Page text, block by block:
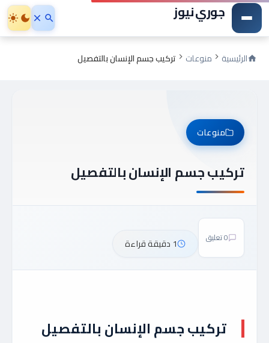
جوري نيوز
الرئيسية منوعات تركيب جسم الإنسان بالتفصيل
منوعات
تركيب جسم الإنسان بالتفصيل
0 تعليق 1 دقيقة قراءة
تركيب جسم الإنسان بالتفصيل